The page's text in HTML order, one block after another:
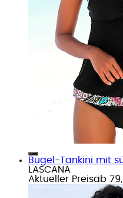
Bügel-Tankini mit
LASCANA
Aktueller Preisab